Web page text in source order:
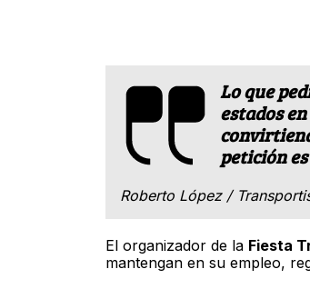
Lo que
estados
petición
Roberto López /
El organizador de la Fiesta
mantengan en su empleo,